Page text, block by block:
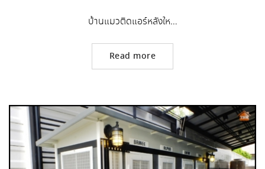
บ้านแมวติดแอร์หลังให…
Read more